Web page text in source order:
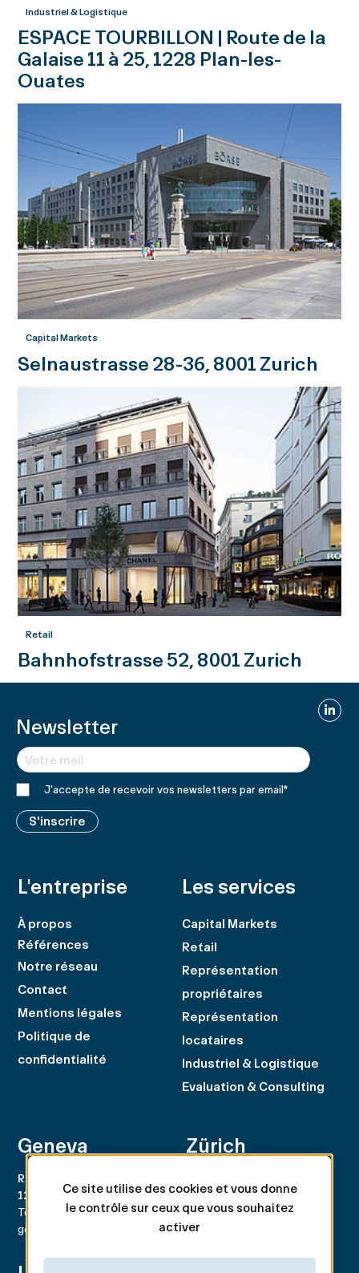
Industriel & Logistique
ESPACE TOURBILLON | Route de la
Galaise 11 à 25, 1228 Plan-les-
Ouates
Capital Markets
Selnaustrasse 28-36, 8001 Zurich
Retail
Bahnhofstrasse 52, 8001 Zurich
Newsletter
J'accepte de recevoir vos newsletters par email*
S'inscrire
Geneva
Rue du Rhône 100
1204 Genève
Tel. +41 22 707 46 00
geneva@spgpartner.ch
Zürich
8001 Zürich
Tel. +41 44 266 68 68
zurich@spgpartner.ch
L'entreprise
À propos
Références
Notre réseau
Contact
Mentions légales
Politique de
confidentialité
Les services
Capital Markets
Retail
Représentation
propriétaires
Représentation
locataires
Industriel & Logistique
Evaluation & Consulting
Ce site utilise des cookies et vous donne
le contrôle sur ceux que vous souhaitez
activer